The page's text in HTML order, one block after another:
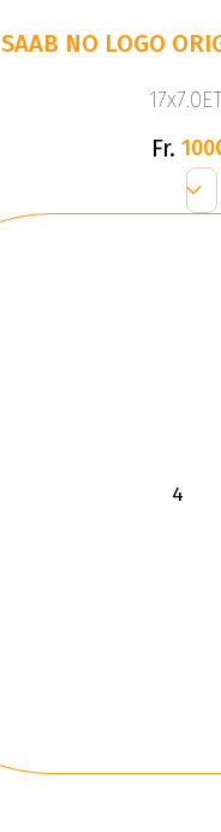
SAAB NO LOGO
Fr.